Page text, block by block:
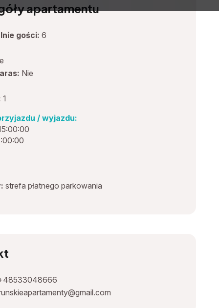
apartamentu
gości: 6
Nie
1
/ wyjazdu:
strefa płatnego parkowania